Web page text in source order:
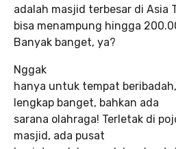
adalah masjid terbesar di Asia
bisa menampung hingga
Banyak banget, ya?
Nggak
hanya untuk tempat
lengkap banget, bahkan ada
sarana olahraga! Terletak di
masjid, ada pusat